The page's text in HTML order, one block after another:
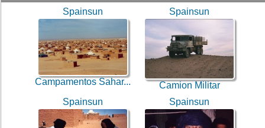
Spainsun
Campamentos Sahar...
Spainsun
Camion Militar
Spainsun
Spainsun